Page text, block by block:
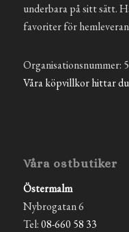
underbara på sitt sätt.
favoriter för
Organisationsnummer:
Våra köpvillkor hittar du
Våra ostbutiker
Östermalm
Nybrogatan 6
Tel:08-660 58 33